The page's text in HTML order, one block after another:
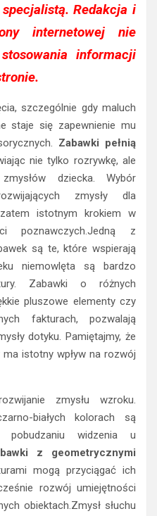
Redakcja i
internetowej nie
informacji
szczególnie gdy maluch
staje się zapewnienie mu
Zabawki pełnią
nie tylko rozrywkę, ale
dziecka. Wybór
zmysły dla
istotnym krokiem w
poznawczych.Jedną z
są te, które wspierają
niemowlęta są bardzo
Zabawki o różnych
pluszowe elementy czy
fakturach, pozwalają
dotyku. Pamiętajmy, że
istotny wpływ na rozwój
zmysłu wzroku.
białych kolorach są
pobudzaniu widzenia u
z geometrycznymi
mogą przyciągać ich
rozwój umiejętności
obiektach.Zmysł słuchu